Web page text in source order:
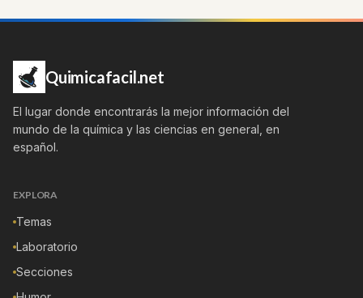
Quimicafacil.net
El lugar donde encontrarás la mejor información del
mundo de la química y las ciencias en general, en
español.
EXPLORA
Temas
Laboratorio
Secciones